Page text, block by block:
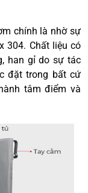
chính là nhờ sự
304. Chất liệu có
han gỉ do sự tác
đặt trong bất cứ
tâm điểm và